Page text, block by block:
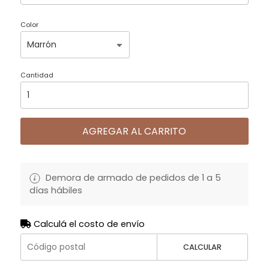
Color
Cantidad
AGREGAR AL CARRITO
Demora de armado de pedidos de 1 a 5
días hábiles
Calculá el costo de envío
CALCULAR